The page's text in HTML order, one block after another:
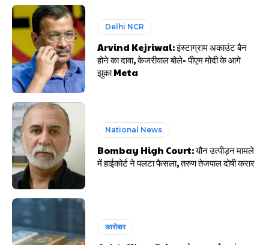
Delhi NCR
Arvind Kejriwal: इंस्टाग्राम अकाउंट बैन
होने का दावा, केजरीवाल बोले- पीएम मोदी के आगे
झुका Meta
National News
Bombay High Court: यौन उत्पीड़न मामले
में हाईकोर्ट ने पलटा फैसला, तरुण तेजपाल दोषी करार
कारोबार